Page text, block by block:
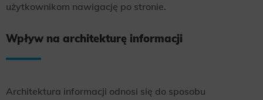
użytkownikom nawigację po stronie.
Wpływ na architekturę informacji
Architektura informacji odnosi się do sposobu